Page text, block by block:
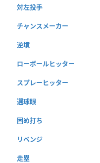
対左投手
チャンスメーカー
逆境
ローボールヒッター
スプレーヒッター
選球眼
固め打ち
リベンジ
走塁